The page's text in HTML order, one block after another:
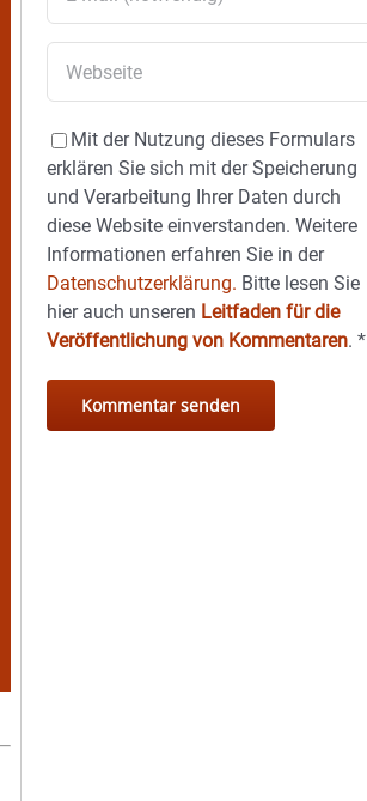
Mit der Nutzung dieses Formulars
erklären Sie sich mit der Speicherung
und Verarbeitung Ihrer Daten durch
diese Website einverstanden. Weitere
Informationen erfahren Sie in der
Datenschutzerklärung. Bitte lesen Sie
hier auch unseren Leitfaden für die
Veröffentlichung von Kommentaren.*